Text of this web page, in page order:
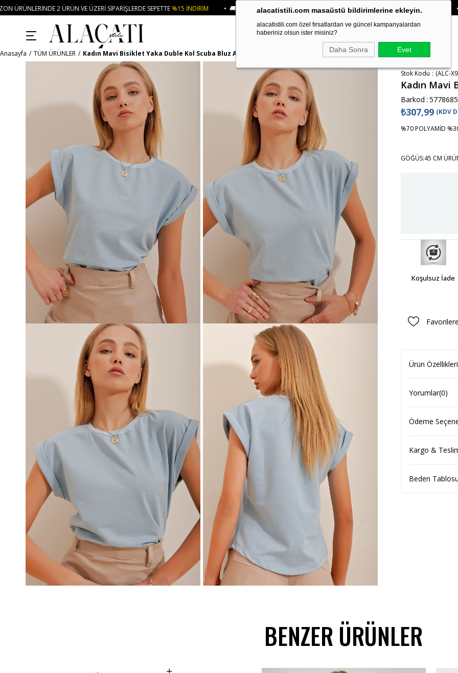
alacatistili.com masaüstü bildirimlerine ekleyin.
alacatistili.com özel fırsatlardan ve güncel kampanyalardan
haberiniz olsun ister misiniz?
Daha Sonra Evet
VE ÜZERI SIPARIŞLERDE SEPETTE%15 İNDIRIM • 🚚KREDI KARTI VE HAVALE ÖDEMELERINIZDE 750₺ ÜZERI KARGO ÜCRETSIZ • 🛍️ YENI SEZON
Anasayfa TÜM ÜRÜNLER Kadın Mavi Bisiklet Yaka Duble Kol Scuba Bluz ALC-X9916
Stok Kodu (ALC-
Kadın Mavi
Barkod :
₺307,99 (KDV
%70 POLYAMİD
GÖĞÜS:45 CM
Koşulsuz İade
Ürün Özellikleri
Yorumlar(0)
Ödeme
Kargo &
Beden
BENZER ÜRÜNLER